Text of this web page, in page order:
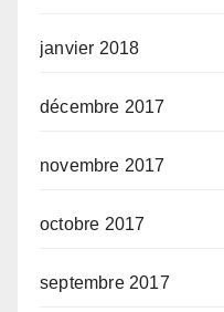
janvier 2018
décembre 2017
novembre 2017
octobre 2017
septembre 2017